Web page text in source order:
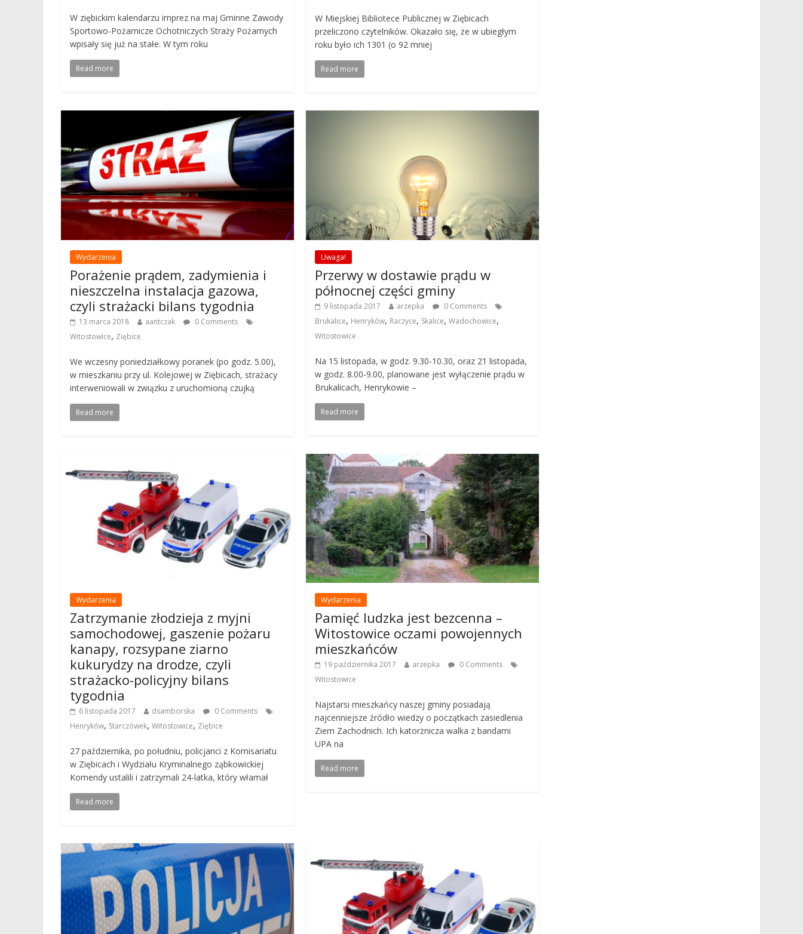
W ziębickim kalendarzu imprez na maj Gminne Zawody
Sportowo-Pożarnicze Ochotniczych Straży Pożarnych
wpisały się już na stałe. W tym roku
Read more
W Miejskiej Bibliotece Publicznej w Ziębicach
przeliczono czytelników. Okazało się, że w ubiegłym
roku było ich 1301 (o 92 mniej
Read more
Wydarzenia
Porażenie prądem, zadymienia i
nieszczelna instalacja gazowa,
czyli strażacki bilans tygodnia
13 marca 2018 aantczak
0 Comments
Witostowice, Ziębice
We wczesny poniedziałkowy poranek (po godz. 5.00),
w mieszkaniu przy ul. Kolejowej w Ziębicach, strażacy
interweniowali w związku z uruchomioną czujką
Read more
Uwaga!
Przerwy w dostawie prądu w
północnej części gminy
9 listopada 2017 arzepka
0 Comments
Brukalice, Henryków, Raczyce, Skalice,Wadochowice,
Witostowice
Na 15 listopada, w godz. 9.30-10.30, oraz 21 listopada,
w godz. 8.00-9.00, planowane jest wyłączenie prądu w
Brukalicach, Henrykowie –
Read more
Wydarzenia
Zatrzymanie złodzieja z myjni
samochodowej, gaszenie pożaru
kanapy, rozsypane ziarno
kukurydzy na drodze, czyli
strażacko-policyjny bilans
tygodnia
6 listopada 2017 dsamborska
0 Comments
Henryków, Starczówek, Witostowice, Ziębice
27 października, po południu, policjanci z Komisariatu
w Ziębicach i Wydziału Kryminalnego ząbkowickiej
Komendy ustalili i zatrzymali 24-latka, który włamał
Read more
Wydarzenia
Pamięć ludzka jest bezcenna –
Witostowice oczami powojennych
mieszkańców
19 października 2017 arzepka
0 Comments
Witostowice
Najstarsi mieszkańcy naszej gminy posiadają
najcenniejsze źródło wiedzy o początkach zasiedlenia
Ziem Zachodnich. Ich katorżnicza walka z bandami
UPA na
Read more